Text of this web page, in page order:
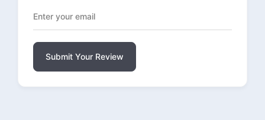
Submit Your Review